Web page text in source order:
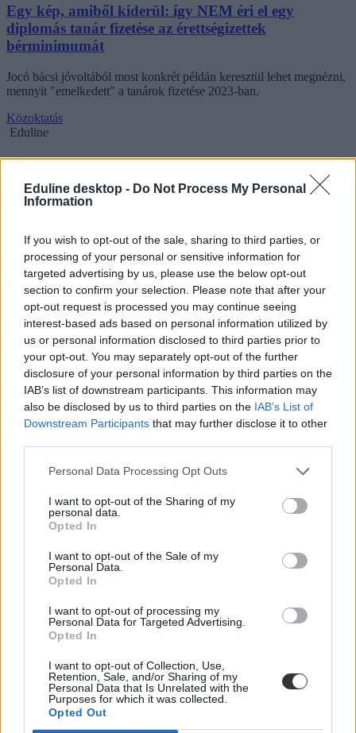
Eduline desktop - Do Not Process My Personal
Information
If you wish to opt-out of the sale, sharing to third parties, or
processing of your personal or sensitive information for
targeted advertising by us, please use the below opt-out
section to confirm your selection. Please note that after your
opt-out request is processed you may continue seeing
interest-based ads based on personal information utilized by
us or personal information disclosed to third parties prior to
your opt-out. You may separately opt-out of the further
disclosure of your personal information by third parties on the
IAB’s list of downstream participants. This information may
also be disclosed by us to third parties on the IAB’s List of
Downstream Participants that may further disclose it to other
Personal Data Processing Opt Outs
I want to opt-out of the Sharing of my
personal data.
Opted In
I want to opt-out of the Sale of my
Personal Data.
Opted In
I want to opt-out of processing my
Personal Data for Targeted Advertising.
Opted In
I want to opt-out of Collection, Use,
Retention, Sale, and/or Sharing of my
Personal Data that Is Unrelated with the
Purposes for which it was collected.
Opted Out
Egy kép, amiből kiderül: így NEM éri el egy
diplomás tanár fizetése az érettségizettek
bérminimumát
Jocó bácsi jóvoltából most konkrét példán keresztül lehet megnézni,
mennyit "emelkedett" a tanárok fizetése 2023-ban.
Közoktatás
Eduline
Gulyás Gergely: "A jogszabályokat mindenkinek be
Alig pár órája derült ki, hogy ismét több iskolából bocsátottak el
tanárokat polgári engedetlenség miatt, a téma a mai kormányinfón is
Közoktatás